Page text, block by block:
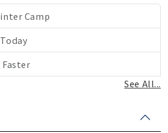
Camp
Faster
See All...